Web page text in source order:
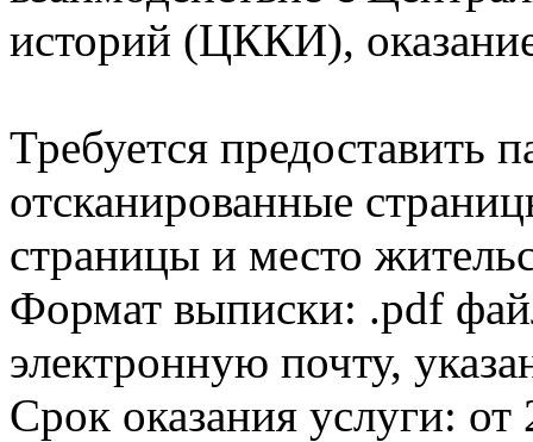
историй (ЦККИ),
Требуется предоставить
отсканированные
страницы и место
Формат выписки: .pdf
электронную почту,
Срок оказания услуги: от